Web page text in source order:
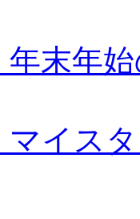
年末年
マイス